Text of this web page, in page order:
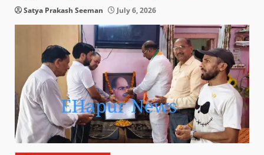
Satya Prakash Seeman July 6, 2026